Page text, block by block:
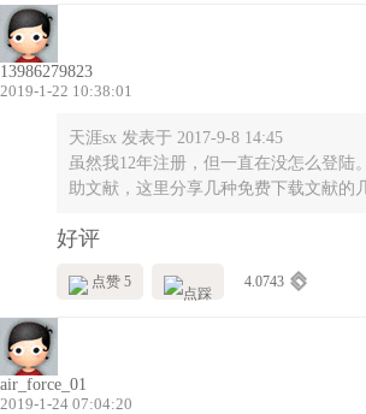
13986279823
2019-1-22 10:38:01
天涯sx 发表于 2017-9-8 14:45
虽然我12年注册，但一直在没怎么登陆
助文献，这里分享几种免费下载文献的
好评
点赞 5 4.0743
air_force_01
2019-1-24 07:04:20